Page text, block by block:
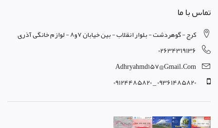
تماس با ما
کرج - گوهردشت - بلوار انقلاب - بین خیابان 7و8 - لوازم خانگی آذری
02634319136
Adhryahmd157@gmail.com
09361485820 _ 09124485820